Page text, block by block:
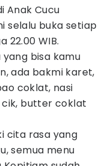
Anak Cucu
selalu buka setiap
22.00 WIB.
bisa kamu
ada bakmi karet,
coklat, nasi
cik, butter coklat
cita rasa yang
semua menu